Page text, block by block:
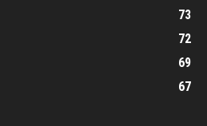
73
72
69
67